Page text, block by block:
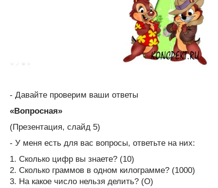
- Давайте проверим ваши ответы
«Вопросная»
(Презентация, слайд 5)
- У меня есть для вас вопросы, ответьте на них:
1. Сколько цифр вы знаете? (10)
2. Сколько граммов в одном килограмме? (1000)
3. На какое число нельзя делить? (О)